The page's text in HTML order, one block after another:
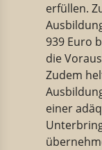
erfüllen.
939 Euro
die
Zudem
einer